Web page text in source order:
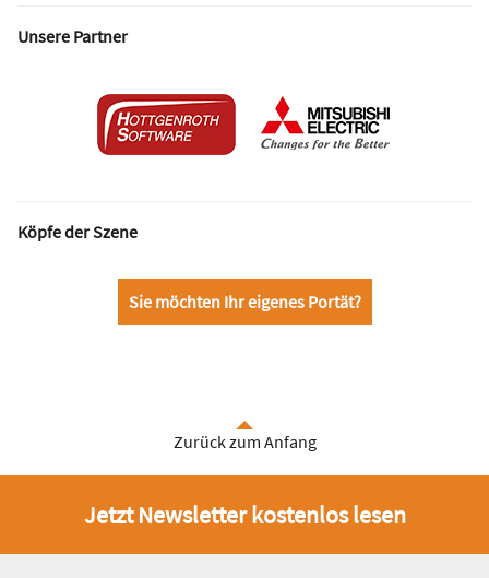
Unsere Partner
Köpfe der Szene
Sie möchten Ihr eigenes Portät?
Zurück zum Anfang
Jetzt Newsletter kostenlos lesen